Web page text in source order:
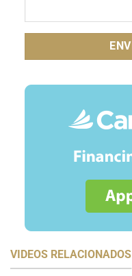
VIDEOS RELACIONADOS